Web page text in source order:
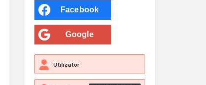
Facebook
Google